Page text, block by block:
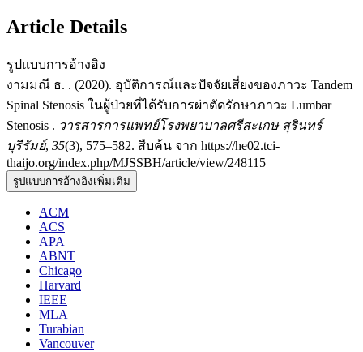
Article Details
รูปแบบการอ้างอิง
งามมณี ธ. . (2020). อุบัติการณ์และปัจจัยเสี่ยงของภาวะ Tandem
Spinal Stenosis ในผู้ป่วยที่ได้รับการผ่าตัดรักษาภาวะ Lumbar
Stenosis . วารสารการแพทย์โรงพยาบาลศรีสะเกษ สุรินทร์
บุรีรัมย์, 35(3), 575–582. สืบค้น จาก https://he02.tci-
thaijo.org/index.php/MJSSBH/article/view/248115
รูปแบบการอ้างอิงเพิ่มเติม
ACM
ACS
APA
ABNT
Chicago
Harvard
IEEE
MLA
Turabian
Vancouver